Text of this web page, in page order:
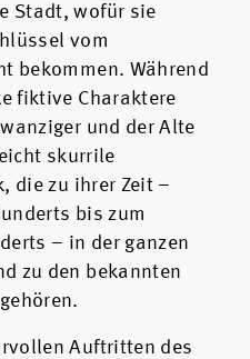
Stadt, wofür sie
vom
bekommen. Während
fiktive Charaktere
und der Alte
skurrile
die zu ihrer Zeit –
bis zum
– in der ganzen
zu den bekannten
Auftritten des